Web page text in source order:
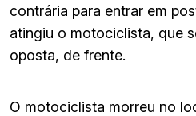
contrária para entrar em
atingiu o motociclista, que
oposta, de frente.
O motociclista morreu no